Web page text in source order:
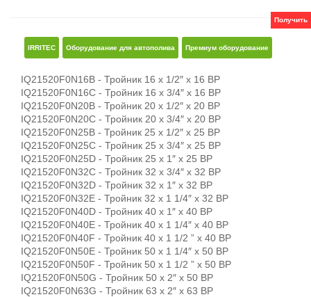
Получить
IRRITEC Оборудование для автополива Премиум оборудование
IQ21520F0N16B - Тройник 16 x 1/2″ x 16 ВР
IQ21520F0N16С - Тройник 16 x 3/4″ x 16 ВР
IQ21520F0N20B - Тройник 20 x 1/2″ x 20 ВР
IQ21520F0N20C - Тройник 20 x 3/4″ x 20 ВР
IQ21520F0N25B - Тройник 25 x 1/2″ x 25 ВР
IQ21520F0N25C - Тройник 25 x 3/4″ x 25 ВР
IQ21520F0N25D - Тройник 25 x 1″ x 25 ВР
IQ21520F0N32C - Тройник 32 x 3/4″ x 32 ВР
IQ21520F0N32D - Тройник 32 x 1″ x 32 ВР
IQ21520F0N32E - Тройник 32 x 1 1/4″ x 32 ВР
IQ21520F0N40D - Тройник 40 x 1″ x 40 ВР
IQ21520F0N40E - Тройник 40 x 1 1/4″ x 40 ВР
IQ21520F0N40F - Тройник 40 x 1 1/2 ” x 40 ВР
IQ21520F0N50E - Тройник 50 x 1 1/4″ x 50 ВР
IQ21520F0N50F - Тройник 50 x 1 1/2 ” x 50 ВР
IQ21520F0N50G - Тройник 50 x 2″ x 50 ВР
IQ21520F0N63G - Тройник 63 x 2″ x 63 ВР